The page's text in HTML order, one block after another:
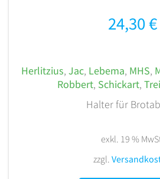
24,30€
Herlitzius, Jac, Lebema, MHS,
Robbert, Schickart,
Halter für
exkl. 19 %
zzgl.